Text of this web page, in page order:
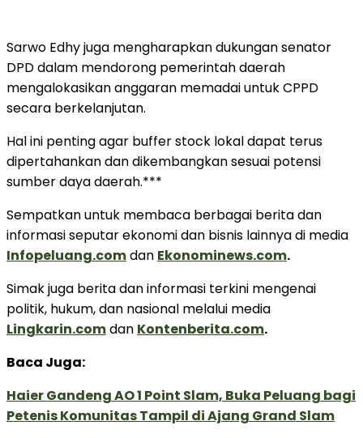
Sarwo Edhy juga mengharapkan dukungan senator
DPD dalam mendorong pemerintah daerah
mengalokasikan anggaran memadai untuk CPPD
secara berkelanjutan.
Hal ini penting agar buffer stock lokal dapat terus
dipertahankan dan dikembangkan sesuai potensi
sumber daya daerah.***
Sempatkan untuk membaca berbagai berita dan
informasi seputar ekonomi dan bisnis lainnya di media
Infopeluang.comdan Ekonominews.com.
Simak juga berita dan informasi terkini mengenai
politik, hukum, dan nasional melalui media
Lingkarin.comdan Kontenberita.com.
Baca Juga:
Haier Gandeng AO 1 Point Slam, Buka Peluang bagi
Petenis Komunitas Tampil di Ajang Grand Slam